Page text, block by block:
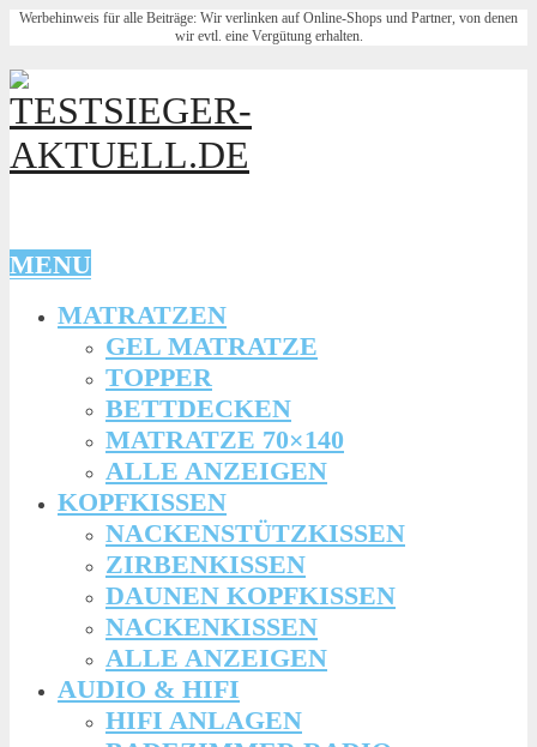
Werbehinweis für alle Beiträge: Wir verlinken auf Online-Shops und Partner, von denen
wir evtl. eine Vergütung erhalten.
MENU
MATRATZEN
GEL MATRATZE
TOPPER
BETTDECKEN
MATRATZE 70×140
ALLE ANZEIGEN
KOPFKISSEN
NACKENSTÜTZKISSEN
ZIRBENKISSEN
DAUNEN KOPFKISSEN
NACKENKISSEN
ALLE ANZEIGEN
AUDIO & HIFI
HIFI ANLAGEN